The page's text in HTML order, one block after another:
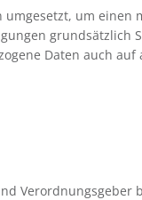
um einen
grundsätzlich
Daten auch auf
Verordnungsgeber